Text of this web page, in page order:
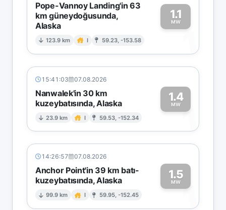
Pope-Vannoy Landing'in 63
km güneydoğusunda,
Alaska
123.9 km I 59.23, -153.58
1.1
MW
1
15:41:03 07.08.2026
Nanwalek'in 30 km
kuzeybatısında, Alaska
23.9 km I 59.53, -152.34
1.4
MW1
14:26:57 07.08.2026
Anchor Point'in 39 km batı-
kuzeybatısında, Alaska
99.9 km I 59.95, -152.45
1.5
MW1